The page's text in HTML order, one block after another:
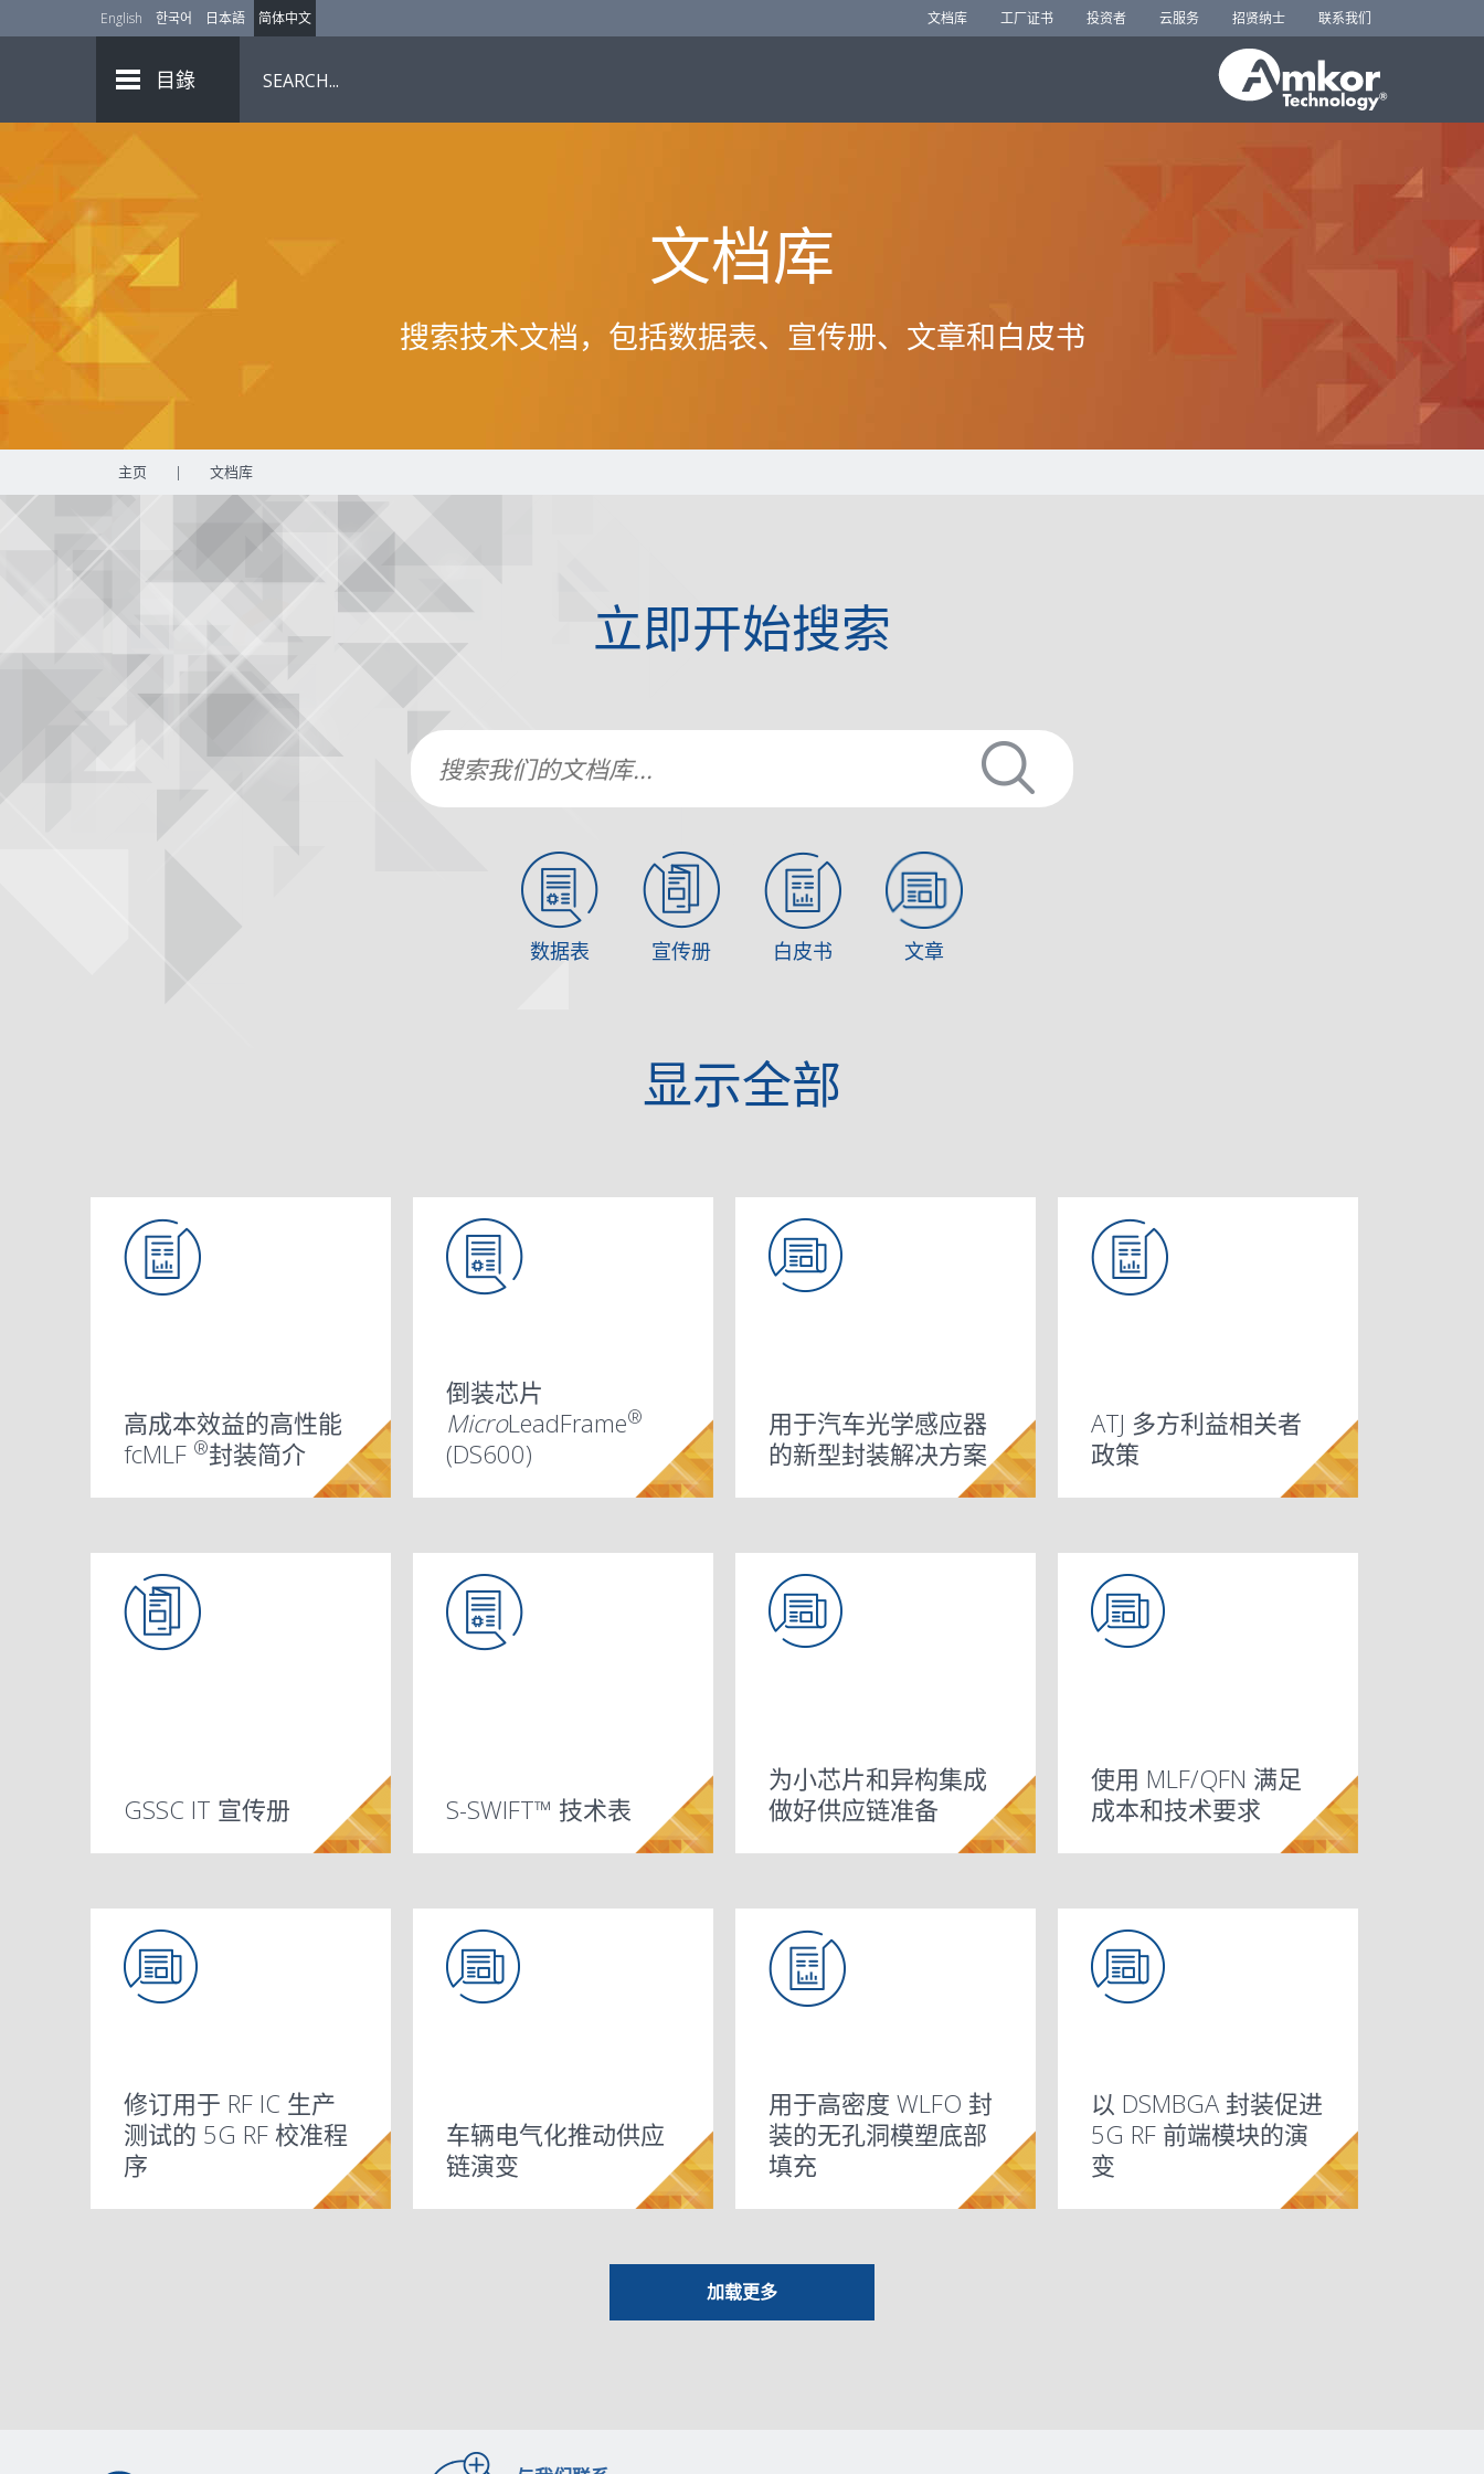
English 한국어 日本語 简体中文 文档库 工厂证书 投资者 云服务 招贤纳士 联系我们
目錄
文档库
搜索技术文档，包括数据表、宣传册、文章和白皮书
主页 | 文档库
立即开始搜索
数据表 宣传册 白皮书 文章
显示全部
高成本效益的高性能
fcMLF ®封装简介
倒装芯片
MicroLeadFrame®
(DS600)
用于汽车光学感应器
的新型封装解决方案
ATJ 多方利益相关者
政策
GSSC IT 宣传册 S-SWIFT™ 技术表
为小芯片和异构集成
做好供应链准备
使用 MLF/QFN 满足
成本和技术要求
修订用于 RF IC 生产
测试的 5G RF 校准程
序
车辆电气化推动供应
链演变
用于高密度 WLFO 封
装的无孔洞模塑底部
填充
以 DSMBGA 封装促进
5G RF 前端模块的演
变
半导体封装趋势：
ExposedPad TQFP 的
DSMBGA
产品老化测试服务
助粘剂可以防止功率
半导体封装中的分层
先进高速数字产品测
汽车 LIDAR
应用的封装趋势
Amkor 的 5G RF 产品
芯片级功率晶体管封
为汽车封装中的器件
级可追溯性 (ULT) 创
在第 4 次工业革命中
为大型封装开发极高
导热系数的 TIM
采用芯片-晶圆键合技
术的全新 RDL 优先
新一代大型晶片
WLCSP 板级可靠性研
WLP 中的 22nm FD-
SOI 技术的芯片板交
采用有机介质层技术
的异构集成
适用于模拟器件的高
导热晶片黏着胶剂开
采用激光辅助键合
(LAB) 的高性能倒装芯
采用异构集成的适用
于可穿戴和 IoT 的
适用于 RFMEMS-
CMOS 高性能低成本
封装的 WLFO
PowerCSP™
适用于汽车器件的可
48V 生态系统和电源
封装内天线 (AiP) 推动
5G 发展
汽车 1/0 级 FCBGA
封装开发能力的挑战
优化网络通信的先进
D2PAK (TO-263)
(DS417)
采用 Edge
Protection™ 技术强化
DPAK (TO-252)
PQFN
介质层 PoP (DS840)
封装内天线 封装上天
WLSiP/WL3D
适用于汽车半导体的
功率元件封装 – 现在
和未来
汽车封装 – OSAT 市
LFPAK56
创新 WLFO 技术 - 互
适用于 fcCSP 封装的
硅集成散热片
封装组装设计套件为
半导体设计创造价值
Amkor 的 2.5D 和
HDFO封装 – 先进异
TOLL
(DS618)
Edge Protection™ 技
TMR 传感器制造项目
在将 WLFO 融入生物
医学应用时采用 SU-8
作为电介质，以便于
Amkor 双排
Micro
LeadFrame®
(DRMLF®) 表面贴装指
南
Amkor – 适用于
HDFO 设计的 Mentor
传感器新一代 WLP 和
不断变化的系统形态
系数带来的封装热力
多晶粒封装和热叠加
建模
物联网封装 (IoTiP) 项
汽车行业
SWIFT ®
晶圆级扇出型
WLFO/FOWLP/WLCSP+
汽车行业封装发展所
LeadFrame®
(MLF/QFN/SON/
DFN/LFCSP)
(DS572)
ChipArray ®BGA 小节
距 BGA
(CABGA/FBGA)
PBGA/TEPBGA
系统级封装 (SiP) 技术
适用于高集成产品的
硅晶圆集成扇出式技
X2FBGA – 全新的焊线
SO8-FL
TSON8-FL
(DS612)
MEMS 和传感器技术
测试硅通孔 (TSV) 的
焊线 CABGA – 全新的
近晶粒尺寸封装
SOD123-FL
(DS614)
SOD128-FL
提升性能的硅通孔封
PSMC
(DS616)
SOT-23/TSOT
电子商务 B2B 服务宣
SOIC
(DS370)
TSSOP/MSOP
晶圆级 CSP (WLCSP)
TO-220FP
TSOP
(DS330)
堆叠 CSP (SCSP)
(Cu Pillar)
3D/堆叠晶粒技术
晶圆凸块和晶粒加工
电子封装特性分析服
先进封装的测试流程
倒装芯片 BGA
(FCBGA)
(DS831)
SSOP/QSOP
ExposedPad
MSOPExposedPad
SOICExposedPad
SSOP(DS571)
HSON8
倒装芯片 CSP(fcCSP)
FlipStack®
(DS820)
热封装特性分析服务
LQFP
倒装芯片
机械封装特性分析服
务
TQFP
ExposedPad
加载更多